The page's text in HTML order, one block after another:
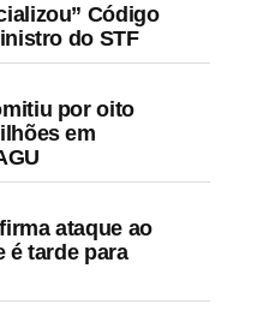
Código
do STF
por oito
em
ataque ao
é tarde para